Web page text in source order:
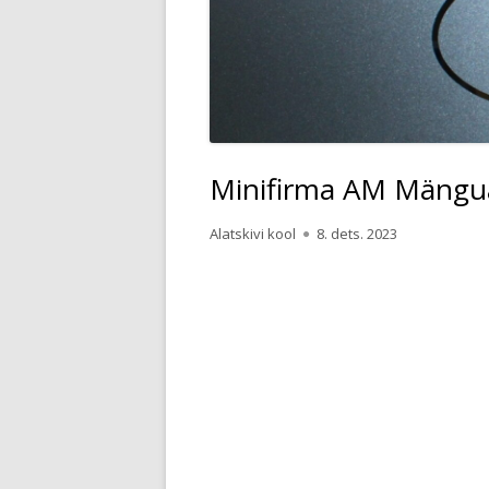
KOOLI
PROJEKTID
ÕPILASTE
Minifirma AM
Author
Alatskivi kool
Published
8. dets. 2023